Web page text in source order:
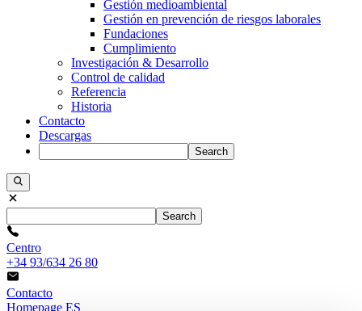
Gestión medioambiental
Gestión en prevención de riesgos laborales
Fundaciones
Cumplimiento
Investigación & Desarrollo
Control de calidad
Referencia
Historia
Contacto
Descargas
Search
Search
Centro
+34 93/634 26 80
Contacto
Homepage ES